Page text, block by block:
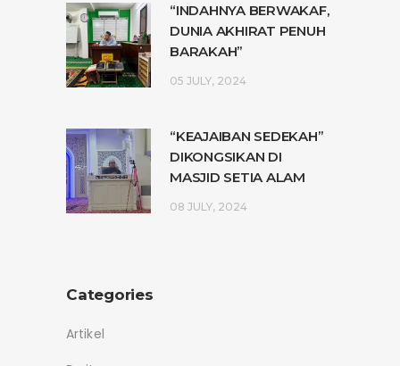
“INDAHNYA BERWAKAF,
DUNIA AKHIRAT PENUH
BARAKAH”
05 JULY, 2024
“KEAJAIBAN SEDEKAH”
DIKONGSIKAN DI
MASJID SETIA ALAM
08 JULY, 2024
Categories
Artikel